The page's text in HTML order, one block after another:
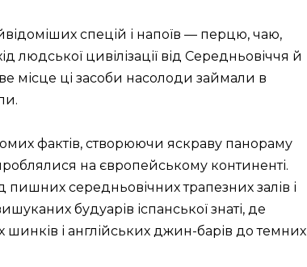
спецій і напоїв — перцю, чаю,
людської цивілізації від Середньовіччя й
місце ці засоби насолоди займали в
фактів, створюючи яскраву панораму
на європейському континенті.
середньовічних трапезних залів і
будуарів іспанської знаті, де
і англійських джин-барів до темних